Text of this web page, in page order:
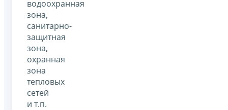
водоохранная
зона,
санитарно-
защитная
зона,
охранная
зона
тепловых
сетей
и т.п.